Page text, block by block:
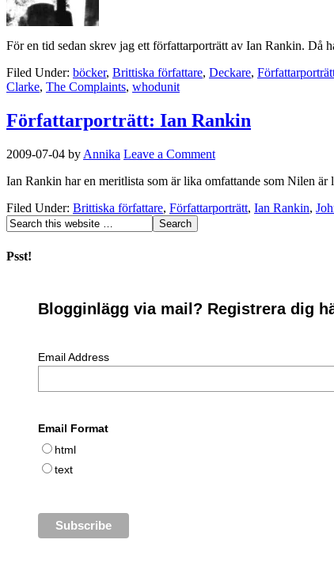
För en tid sedan skrev jag ett författarporträtt av Ian Rankin. Då
Filed Under: böcker, Brittiska författare, Deckare,
Clarke, The Complaints, whodunit
Författarporträtt: Ian Rankin
2009-07-04 by Annika Leave a Comment
Ian Rankin har en meritlista som är lika omfattande som Nilen
Filed Under: Brittiska författare, Författarporträtt, Ian Rankin,
Psst!
Blogginlägg via mail? Registrera dig
Email Address
Email Format
html
text